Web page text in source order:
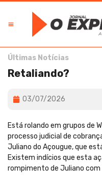
Últimas Notícias
Retaliando?
03/07/2026
Está rolando em grupos de
processo judicial de
Juliano do Açougue, que
Existem indícios que esta
rompimento de Juliano